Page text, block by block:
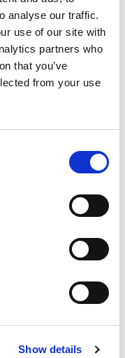
analyse our traffic.
use of our site with
partners who
that you’ve
from your use
Show details